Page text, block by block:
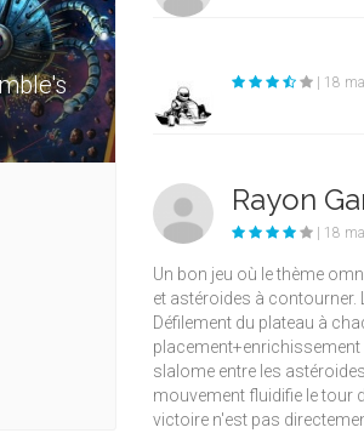
| 18
Rayon
| 18
Un bon jeu où le thème
et astéroides à contourner.
Défilement du plateau à
slalome entre les
mouvement fluidifie le tour
victoire n'est pas